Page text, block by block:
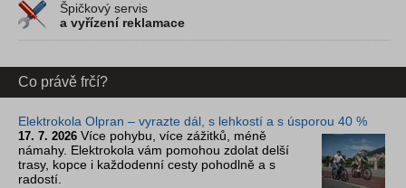
Špičkový servis
a vyřízení reklamace
Co právě frčí?
Elektrokola Olpran – vyrazte dál, s lehkostí a s úsporou 40 %
17. 7. 2026 Více pohybu, více zážitků, méně
námahy. Elektrokola vám pomohou zdolat delší
trasy, kopce i každodenní cesty pohodlně a s
radostí.